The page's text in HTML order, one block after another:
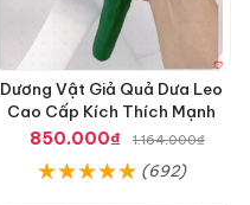
Dương Vật Giả Quả Dưa Leo
Cao Cấp Kích Thích Mạnh
850.000₫
1.164.000₫
(692)